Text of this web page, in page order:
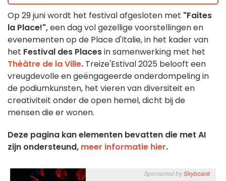
Op 29 juni wordt het festival afgesloten met "Faites
la Place!",een dag vol gezellige voorstellingen en
evenementen op de Place d'Italie, in het kader van
het Festival des Placesin samenwerking met het
Théâtre de la Ville. Treize'Estival 2025 belooft een
vreugdevolle en geëngageerde onderdompeling in
de podiumkunsten, het vieren van diversiteit en
creativiteit onder de open hemel, dicht bij de
mensen die er wonen.
Deze pagina kan elementen bevatten die met AI
zijn ondersteund, meer informatie hier.